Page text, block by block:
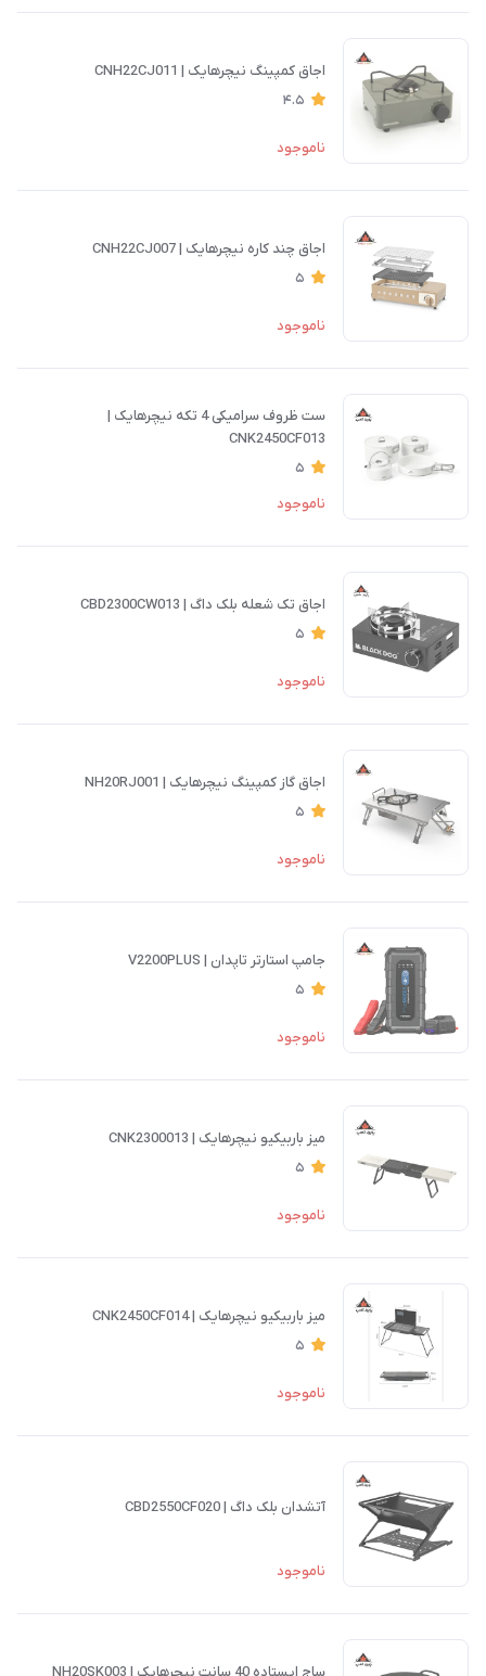
اجاق کمپینگ نیچرهایک | CNH22CJ011
4.5
ناموجود
اجاق چند کاره نیچرهایک | CNH22CJ007
5
ناموجود
ست ظروف سرامیکی 4 تکه نیچرهایک |
CNK2450CF013
5
ناموجود
اجاق تک شعله بلک داگ | CBD2300CW013
5
ناموجود
اجاق گاز کمپینگ نیچرهایک | NH20RJ001
5
ناموجود
جامپ استارتر تاپدان | V2200PLUS
5
ناموجود
میز باربیکیو نیچرهایک | CNK2300013
5
ناموجود
میز باربیکیو نیچرهایک | CNK2450CF014
5
ناموجود
آتشدان بلک داگ | CBD2550CF020
ناموجود
ساج ایستاده 40 سانت نیچرهایک | NH20SK003